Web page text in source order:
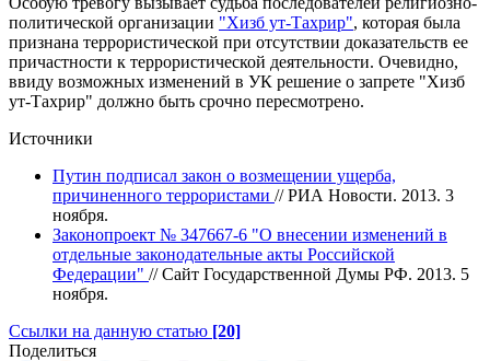
политической организации "Хизб ут-Тахрир", которая была
признана террористической при отсутствии доказательств ее
причастности к террористической деятельности. Очевидно,
ввиду возможных изменений в УК решение о запрете "Хизб
ут-Тахрир" должно быть срочно пересмотрено.
Источники
Путин подписал закон о возмещении ущерба,
причиненного террористами // РИА Новости. 2013. 3
ноября.
Законопроект № 347667-6 "О внесении изменений в
отдельные законодательные акты Российской
Федерации" // Сайт Государственной Думы РФ. 2013. 5
ноября.
Ссылки на данную статью [20]
Поделиться